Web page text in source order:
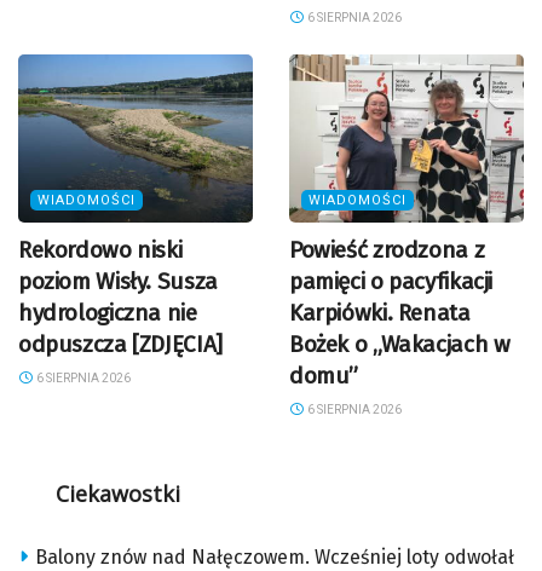
6 SIERPNIA 2026
WIADOMOŚCI
Rekordowo niski
poziom Wisły. Susza
hydrologiczna nie
odpuszcza [ZDJĘCIA]
6 SIERPNIA 2026
WIADOMOŚCI
Powieść zrodzona z
pamięci o pacyfikacji
Karpiówki. Renata
Bożek o „Wakacjach w
domu”
6 SIERPNIA 2026
Ciekawostki
Balony znów nad Nałęczowem. Wcześniej loty odwołał